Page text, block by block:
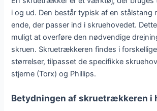
i og ud. Den består typisk af en stålstang
ende, der passer ind i skruehovedet.
muligt at overføre den nødvendige
skruen. Skruetrækkeren findes i
størrelser, tilpasset de specifikke
stjerne (Torx) og Phillips.
Betydningen af skruetrækkeren i